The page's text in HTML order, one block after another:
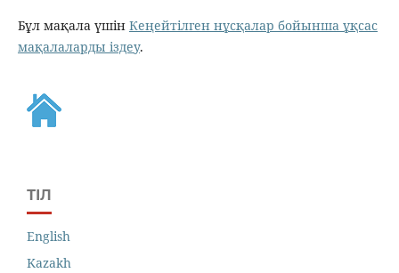
Бұл мақала үшін Кеңейтілген нұсқалар бойынша ұқсас
мақалаларды іздеу.
ТІЛ
English
Kazakh